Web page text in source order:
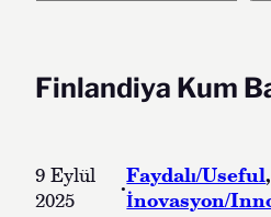
Finlandiya Kum
9 Eylül
2025
·Faydalı/Useful
İnovasyon/